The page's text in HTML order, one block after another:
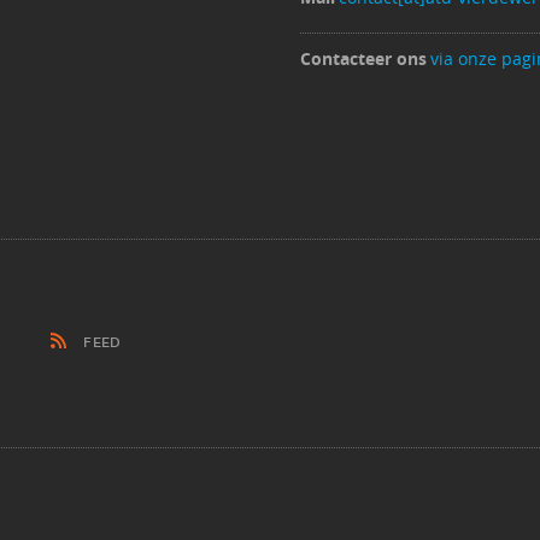
Contacteer onsvia onze
FEED